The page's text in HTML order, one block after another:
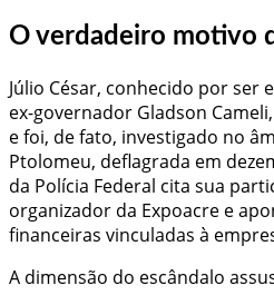
O verdadeiro motivo
Júlio César, conhecido por
ex-governador Gladson
e foi, de fato, investigado no
Ptolomeu, deflagrada em
da Polícia Federal cita sua
organizador da Expoacre e
financeiras vinculadas à
A dimensão do escândalo